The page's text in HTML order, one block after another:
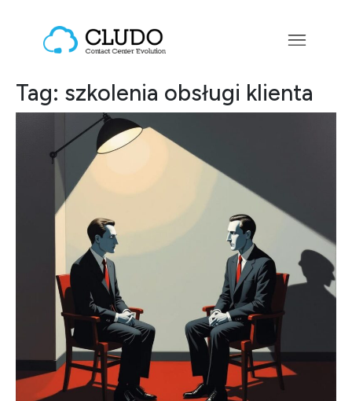
Main Navigation
Tag: szkolenia obsługi klienta